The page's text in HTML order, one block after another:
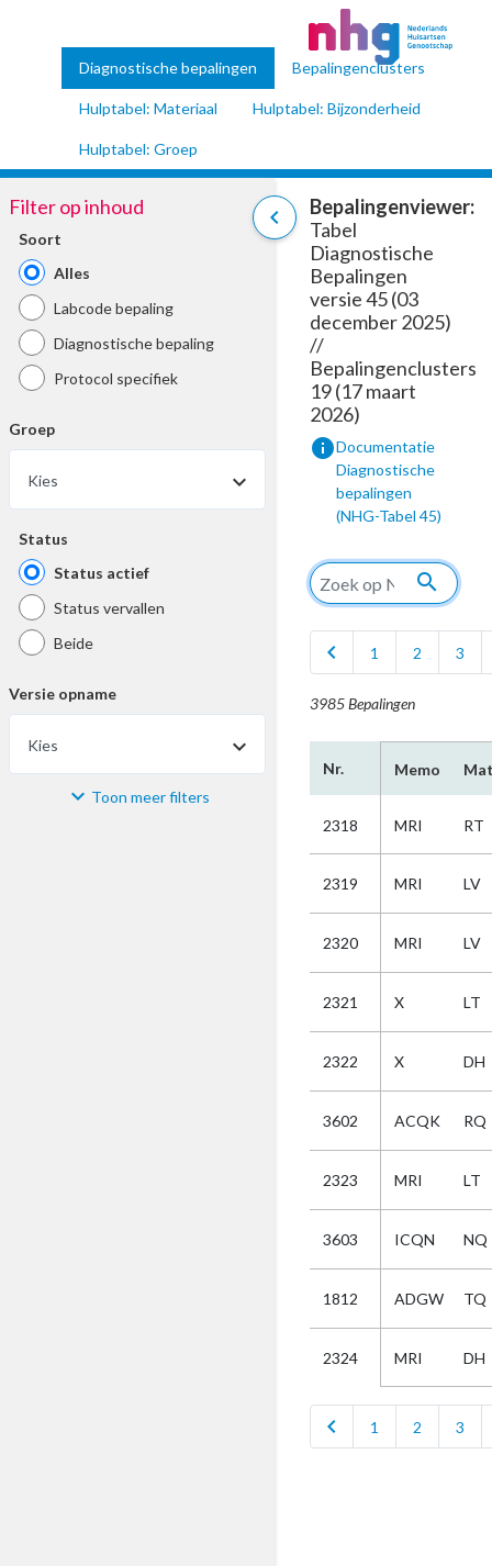
Diagnostische bepalingen Bepalingenclusters
Hulptabel: Materiaal Hulptabel: Bijzonderheid
Hulptabel: Groep
chevron_left
Filter op inhoud
Soort
Alles
Labcode bepaling
Diagnostische bepaling
Protocol specifiek
Groep
Kies
Status
Status actief
Status vervallen
Beide
Versie opname
Kies
Materiaal Toon meer filters
Bepalingenviewer:
Tabel
Diagnostische
Bepalingen
versie 45 (03
december 2025)
//
Bepalingenclusters
19 (17 maart
2026)
infoDocumentatie
Diagnostische
bepalingen
(NHG-Tabel 45)
search
chevron_left 1 2 3
3985 Bepalingen
Nr. Memo
2318 MRI RT
2319 MRI LV
2320 MRI LV
2321 X LT
2322 X DH
3602 ACQK RQ
2323 MRI LT
3603 ICQN NQ
1812 ADGW TQ
2324 MRI DH
chevron_left 1 2 3